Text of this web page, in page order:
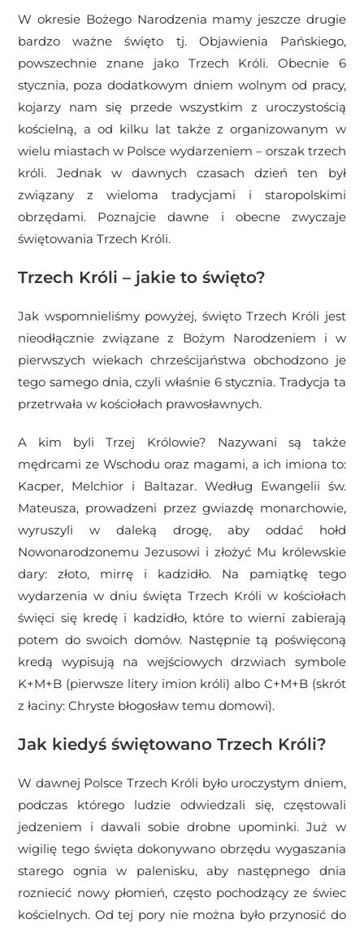
W okresie Bożego Narodzenia mamy jeszcze drugie
bardzo ważne święto tj. Objawienia Pańskiego,
powszechnie znane jako Trzech Króli. Obecnie 6
stycznia, poza dodatkowym dniem wolnym od pracy,
kojarzy nam się przede wszystkim z uroczystością
kościelną, a od kilku lat także z organizowanym w
wielu miastach w Polsce wydarzeniem – orszak trzech
króli. Jednak w dawnych czasach dzień ten był
związany z wieloma tradycjami i staropolskimi
obrzędami. Poznajcie dawne i obecne zwyczaje
świętowania Trzech Króli.
Trzech Króli – jakie to święto?
Jak wspomnieliśmy powyżej, święto Trzech Króli jest
nieodłącznie związane z Bożym Narodzeniem i w
pierwszych wiekach chrześcijaństwa obchodzono je
tego samego dnia, czyli właśnie 6 stycznia. Tradycja ta
przetrwała w kościołach prawosławnych.
A kim byli Trzej Królowie? Nazywani są także
mędrcami ze Wschodu oraz magami, a ich imiona to:
Kacper, Melchior i Baltazar. Według Ewangelii św.
Mateusza, prowadzeni przez gwiazdę monarchowie,
wyruszyli w daleką drogę, aby oddać hołd
Nowonarodzonemu Jezusowi i złożyć Mu królewskie
dary: złoto, mirrę i kadzidło. Na pamiątkę tego
wydarzenia w dniu święta Trzech Króli w kościołach
święci się kredę i kadzidło, które to wierni zabierają
potem do swoich domów. Następnie tą poświęconą
kredą wypisują na wejściowych drzwiach symbole
K+M+B (pierwsze litery imion króli) albo C+M+B (skrót
z łaciny: Chryste błogosław temu domowi).
Jak kiedyś świętowano Trzech Króli?
W dawnej Polsce Trzech Króli było uroczystym dniem,
podczas którego ludzie odwiedzali się, częstowali
jedzeniem i dawali sobie drobne upominki. Już w
wigilię tego święta dokonywano obrzędu wygaszania
starego ognia w palenisku, aby następnego dnia
rozniecić nowy płomień, często pochodzący ze świec
kościelnych. Od tej pory nie można było przynosić do